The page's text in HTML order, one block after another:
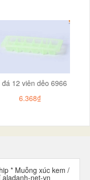
đá 12 viên dẻo 6966
6.368₫
* Muỗng xúc kem /
net-vn